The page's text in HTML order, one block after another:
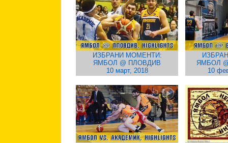
ИЗБРАНИ МОМЕНТИ:
ЯМБОЛ @ ПЛОВДИВ
10 март, 2018
ЯМБОЛ
10